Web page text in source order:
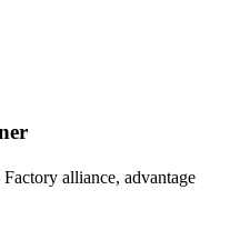
alliance, advantage